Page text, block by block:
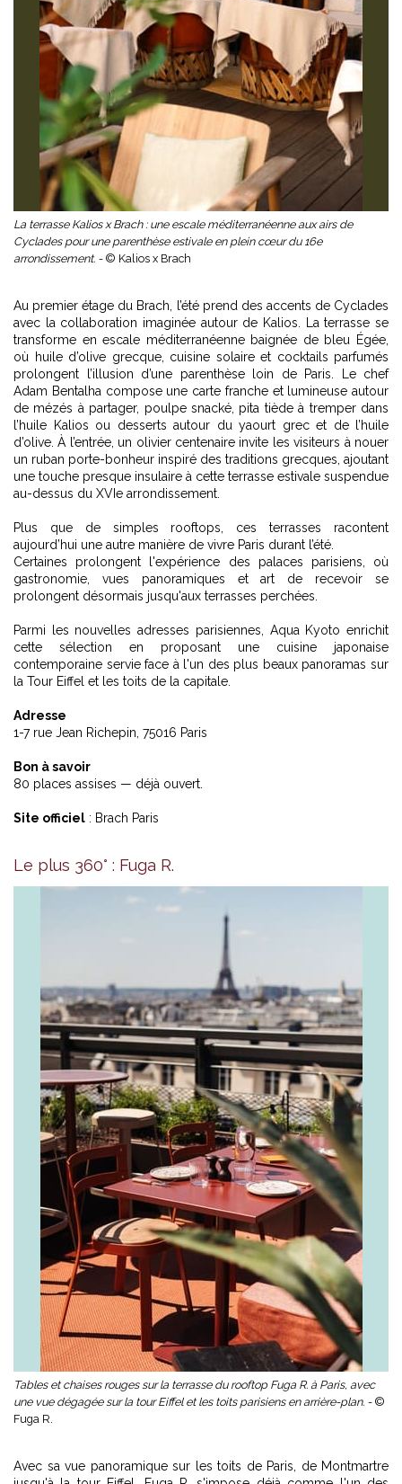
La terrasse Kalios x Brach : une escale méditerranéenne aux airs de
Cyclades pour une parenthèse estivale en plein cœur du 16e
arrondissement. - © Kalios x Brach
Au premier étage du Brach, l’été prend des accents de Cyclades
avec la collaboration imaginée autour de Kalios. La terrasse se
transforme en escale méditerranéenne baignée de bleu Égée,
où huile d’olive grecque, cuisine solaire et cocktails parfumés
prolongent l’illusion d’une parenthèse loin de Paris. Le chef
Adam Bentalha compose une carte franche et lumineuse autour
de mézés à partager, poulpe snacké, pita tiède à tremper dans
l’huile Kalios ou desserts autour du yaourt grec et de l’huile
d’olive. À l’entrée, un olivier centenaire invite les visiteurs à nouer
un ruban porte-bonheur inspiré des traditions grecques, ajoutant
une touche presque insulaire à cette terrasse estivale suspendue
au-dessus du XVIe arrondissement.
Plus que de simples rooftops, ces terrasses racontent
aujourd’hui une autre manière de vivre Paris durant l’été.
Certaines prolongent l'expérience des palaces parisiens , où
gastronomie, vues panoramiques et art de recevoir se
prolongent désormais jusqu'aux terrasses perchées.
Parmi les nouvelles adresses parisiennes, Aqua Kyoto enrichit
cette sélection en proposant une cuisine japonaise
contemporaine servie face à l'un des plus beaux panoramas sur
la Tour Eiffel et les toits de la capitale.
Adresse
1-7 rue Jean Richepin, 75016 Paris
Bon à savoir
80 places assises — déjà ouvert.
Site officiel : Brach Paris
Le plus 360° : Fuga R.
Tables et chaises rouges sur la terrasse du rooftop Fuga R. à Paris, avec
une vue dégagée sur la tour Eiffel et les toits parisiens en arrière-plan. - ©
Fuga R.
Avec sa vue panoramique sur les toits de Paris, de Montmartre